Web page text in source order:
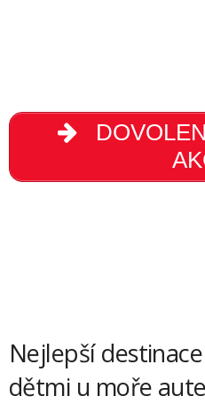
Nejlepší
dětmi u moře